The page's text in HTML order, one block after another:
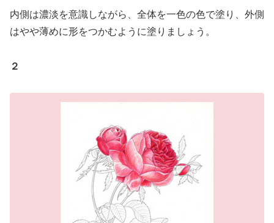
内側は濃淡を意識しながら、全体を一色の色で塗り、外側
はやや薄めに形をつかむように塗りましょう。
２